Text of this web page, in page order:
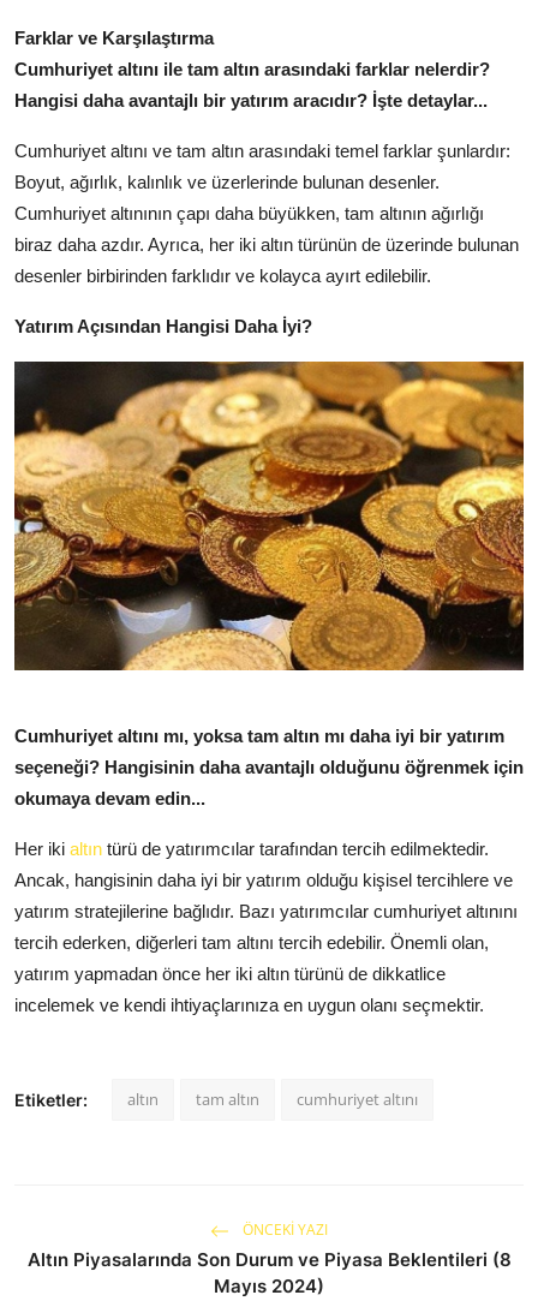
Farklar ve Karşılaştırma
Cumhuriyet altını ile tam altın arasındaki farklar nelerdir?
Hangisi daha avantajlı bir yatırım aracıdır? İşte detaylar...
Cumhuriyet altını ve tam altın arasındaki temel farklar şunlardır:
Boyut, ağırlık, kalınlık ve üzerlerinde bulunan desenler.
Cumhuriyet altınının çapı daha büyükken, tam altının ağırlığı
biraz daha azdır. Ayrıca, her iki altın türünün de üzerinde bulunan
desenler birbirinden farklıdır ve kolayca ayırt edilebilir.
Yatırım Açısından Hangisi Daha İyi?
Cumhuriyet altını mı, yoksa tam altın mı daha iyi bir yatırım
seçeneği? Hangisinin daha avantajlı olduğunu öğrenmek için
okumaya devam edin...
Her iki altın türü de yatırımcılar tarafından tercih edilmektedir.
Ancak, hangisinin daha iyi bir yatırım olduğu kişisel tercihlere ve
yatırım stratejilerine bağlıdır. Bazı yatırımcılar cumhuriyet altınını
tercih ederken, diğerleri tam altını tercih edebilir. Önemli olan,
yatırım yapmadan önce her iki altın türünü de dikkatlice
incelemek ve kendi ihtiyaçlarınıza en uygun olanı seçmektir.
Etiketler: altın tam altın cumhuriyet altını
ÖNCEKI YAZI
Altın Piyasalarında Son Durum ve Piyasa Beklentileri (8
Mayıs 2024)